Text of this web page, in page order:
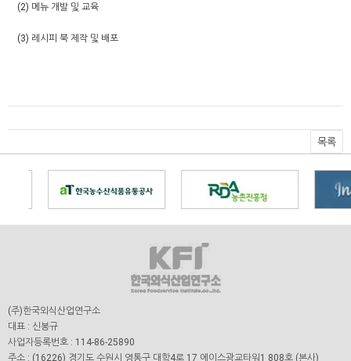
(2) 메뉴 개발 및 교육
(3) 레시피 북 제작 및 배포
목록
(주)한국외식산업연구소
대표 : 신봉규
사업자등록번호 : 114-86-25890
주소 : (16226) 경기도 수원시 영통구 대학4로 17 에이스광교타워1 808호 (본사)